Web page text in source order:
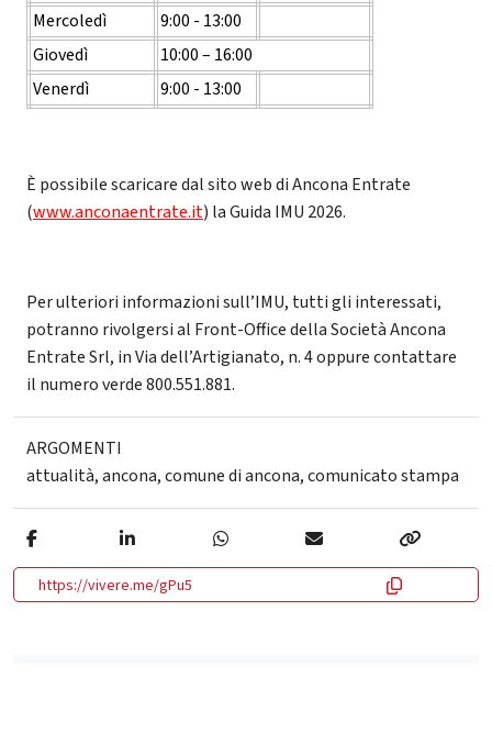
Mercoledì
9:00 - 13:00
Giovedì
10:00 – 16:00
Venerdì
9:00 - 13:00
È possibile scaricare dal sito web di Ancona Entrate
(www.anconaentrate.it) la Guida IMU 2026.
Per ulteriori informazioni sull’IMU, tutti gli interessati,
potranno rivolgersi al Front-Office della Società Ancona
Entrate Srl, in Via dell’Artigianato, n. 4 oppure contattare
il numero verde 800.551.881.
ARGOMENTI
attualità,ancona,comune di ancona,comunicato stampa
https://vivere.me/gPu5